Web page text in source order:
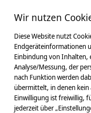
Wir nutzen
Diese Website nutzt
Endgeräteinformationen
Einbindung von Inhalten,
Analyse/Messung, der
nach Funktion werden
übermittelt, in denen kein
Einwilligung ist freiwillig,
jederzeit über